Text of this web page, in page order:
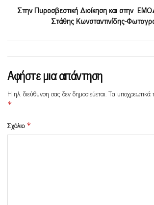
Στην Πυροσβεστική Διοίκηση και στην
Στάθης Κωνσταντινίδης-
Αφήστε μια απάντηση
Η ηλ. διεύθυνση σας δεν δημοσιεύεται.Τα υποχρεωτικά
*
Σχόλιο *